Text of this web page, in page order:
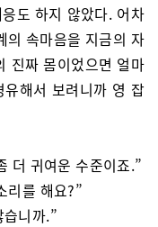
도 하지 않았다. 어차
의 속마음을 지금의 자
진짜 몸이었으면 얼마
해서 보려니까 영 잡
더 귀여운 수준이죠.”
리를 해요?”
니까.”